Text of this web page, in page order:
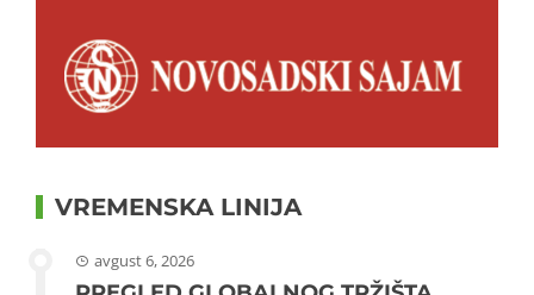
VREMENSKA LINIJA
avgust 6, 2026